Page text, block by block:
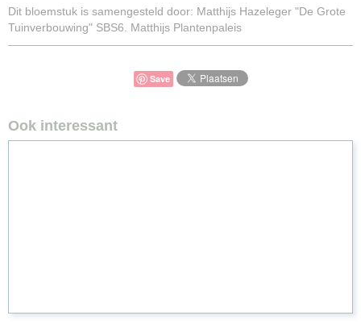
Dit bloemstuk is samengesteld door: Matthijs Hazeleger "De Grote
Tuinverbouwing" SBS6. Matthijs Plantenpaleis
Save
Ook interessant